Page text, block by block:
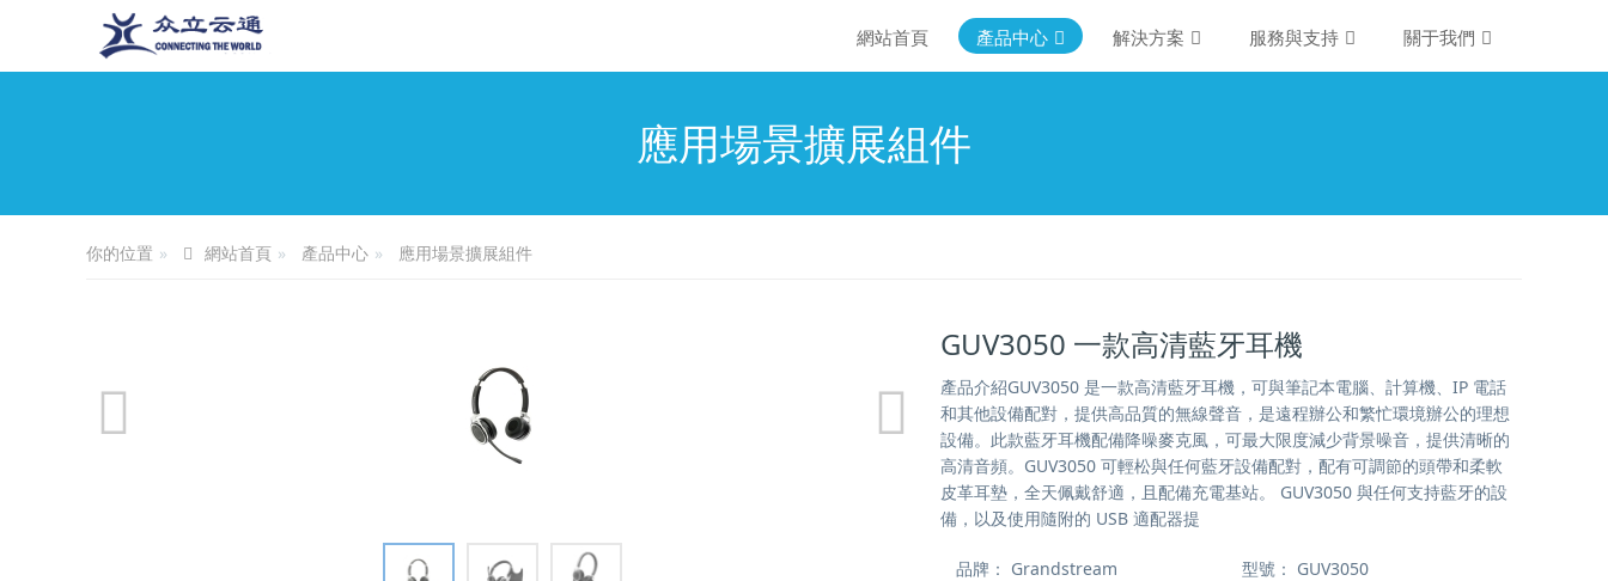
網站首頁 產品中心 解決方案 服務與支持 關于我們
應用場景擴展組件
你的位置 網站首頁 產品中心 應用場景擴展組件
GUV3050 一款高清藍牙耳機
產品介紹GUV3050 是一款高清藍牙耳機，可與筆記本電腦、計算機、IP 電話
和其他設備配對，提供高品質的無線聲音，是遠程辦公和繁忙環境辦公的理想
設備。此款藍牙耳機配備降噪麥克風，可最大限度減少背景噪音，提供清晰的
高清音頻。GUV3050 可輕松與任何藍牙設備配對，配有可調節的頭帶和柔軟
皮革耳墊，全天佩戴舒適，且配備充電基站。 GUV3050 與任何支持藍牙的設
備，以及使用隨附的 USB 適配器提
品牌： Grandstream 型號： GUV3050